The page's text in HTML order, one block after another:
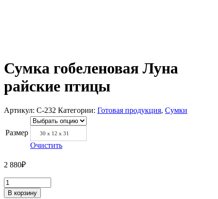
Сумка гобеленовая Луна
райские птицы
Артикул: С-232 Категории: Готовая продукция, Сумки
Размер 30 х 12 х 31
Очистить
2 880₽
В корзину